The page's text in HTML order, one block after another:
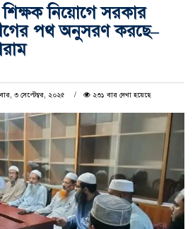
শিক্ষক নিয়োগে সরকার
পথ অনুসরণ করছে–
৩ সেপ্টেম্বর, ২০২৫ ২৩১ বার দেখা হয়েছে